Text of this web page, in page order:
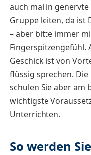
auch mal in genervte
Gruppe leiten, da ist
– aber bitte immer
Fingerspitzengefühl.
Geschick ist von
flüssig sprechen.
schulen Sie aber am
wichtigste
Unterrichten.
So werden